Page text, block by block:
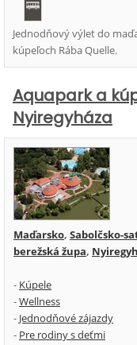
Jednodňový výlet do
kúpeľoch Rába Quelle.
Aquapark a
Nyiregyháza
Maďarsko, Sabolčsko-
berežská župa,
- Kúpele
-Wellness
- Jednodňové zájazdy
- Pre rodiny s deťmi